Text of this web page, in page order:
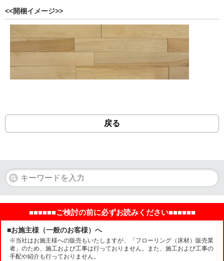
<<開梱イメージ>>
戻る
■■■■■■ご検討の前に必ずお読みください■■■■■■
■お施主様（一般のお客様）へ
※当社はお施主様への販売もいたしますが、「フローリング（床材）販売業
者」のため、施工および工事は行っておりません。また、施工および工事の
手配や紹介も行っておりません。